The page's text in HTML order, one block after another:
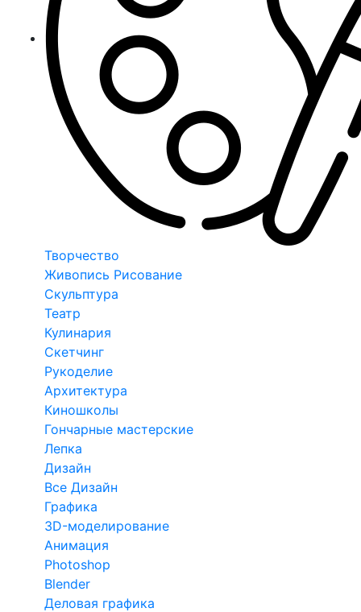
Творчество
Живопись Рисование
Скульптура
Театр
Кулинария
Скетчинг
Рукоделие
Архитектура
Киношколы
Гончарные мастерские
Лепка
Дизайн
Все Дизайн
Графика
3D-моделирование
Анимация
Photoshop
Blender
Деловая графика